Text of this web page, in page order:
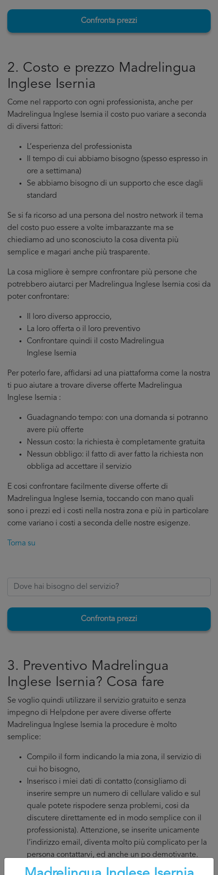
Confronta prezzi
2. Costo e prezzo Madrelingua
Inglese Isernia
Come nel rapporto con ogni professionista, anche per
Madrelingua Inglese Isernia il costo puo variare a seconda
di diversi fattori:
L’esperienza del professionista
Il tempo di cui abbiamo bisogno (spesso espresso in
ore a settimana)
Se abbiamo bisogno di un supporto che esce dagli
standard
Se si fa ricorso ad una persona del nostro network il tema
del costo puo essere a volte imbarazzante ma se
chiediamo ad uno sconosciuto la cosa diventa più
semplice e magari anche più trasparente.
La cosa migliore è sempre confrontare più persone che
potrebbero aiutarci per Madrelingua Inglese Isernia cosi da
poter confrontare:
Il loro diverso approccio,
La loro offerta o il loro preventivo
Confrontare quindi il costo Madrelingua
Inglese Isernia
Per poterlo fare, affidarsi ad una piattaforma come la nostra
ti puo aiutare a trovare diverse offerte Madrelingua
Inglese Isernia :
Guadagnando tempo: con una domanda si potranno
avere più offerte
Nessun costo: la richiesta è completamente gratuita
Nessun obbligo: il fatto di aver fatto la richiesta non
obbliga ad accettare il servizio
E cosi confrontare facilmente diverse offerte di
Madrelingua Inglese Isernia, toccando con mano quali
sono i prezzi ed i costi nella nostra zona e più in particolare
come variano i costi a seconda delle nostre esigenze.
Torna su
Confronta prezzi
3. Preventivo Madrelingua
Inglese Isernia? Cosa fare
Se voglio quindi utilizzare il servizio gratuito e senza
impegno di Helpdone per avere diverse offerte
Madrelingua Inglese Isernia la procedure è molto
semplice:
Compilo il form indicando la mia zona, il servizio di
cui ho bisogno,
Inserisco i miei dati di contatto (consigliamo di
inserire sempre un numero di cellulare valido e sul
quale potete rispodere senza problemi, cosi da
discutere direttamente ed in modo semplice con il
professionista). Attenzione, se inserite unicamente
l’indirizzo email, diventa molto più complicato per la
persona contattarvi, ed anche un po demotivante.
Valido la mia richiesta Madrelingua Inglese Isernia